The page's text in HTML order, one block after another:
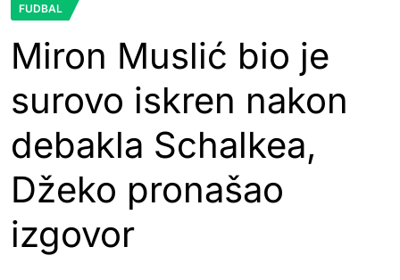
FUDBAL
Miron Muslić bio je
surovo iskren nakon
debakla Schalkea,
Džeko pronašao
izgovor